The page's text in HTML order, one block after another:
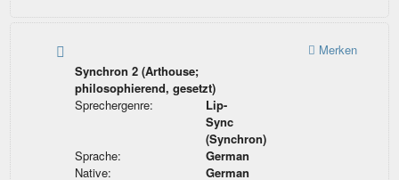
Synchron 2 (Arthouse;
philosophierend, gesetzt)
Sprechergenre:
Lip-
Sync
(Synchron)
Sprache:
German
Native:
German
Merken